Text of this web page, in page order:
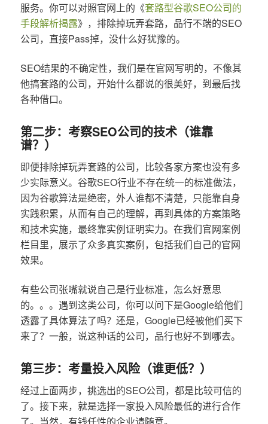
服务。你可以对照官网上的《套路型谷歌SEO公司的
手段解析揭露》，排除掉玩弄套路，品行不端的SEO
公司，直接Pass掉，没什么好犹豫的。
SEO结果的不确定性，我们是在官网写明的，不像其
他搞套路的公司，开始什么都说的很美好，到最后找
各种借口。
第二步：考察SEO公司的技术（谁靠
谱？）
即便排除掉玩弄套路的公司，比较各家方案也没有多
少实际意义。谷歌SEO行业不存在统一的标准做法，
因为谷歌算法是绝密，外人谁都不清楚，只能靠自身
实践积累，从而有自己的理解，再到具体的方案策略
和技术实施，最终靠实例证明实力。在我们官网案例
栏目里，展示了众多真实案例，包括我们自己的官网
效果。
有些公司张嘴就说自己是行业标准，怎么好意思
的。。。遇到这类公司，你可以问下是Google给他们
透露了具体算法了吗？还是，Google已经被他们买下
来了？一般，说这种话的公司，品行也好不到哪去。
第三步：考量投入风险（谁更低？）
经过上面两步，挑选出的SEO公司，都是比较可信的
了。接下来，就是选择一家投入风险最低的进行合作